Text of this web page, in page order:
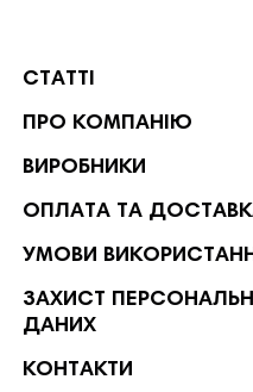
СТАТТІ
ПРО КОМПАНІЮ
ВИРОБНИКИ
ОПЛАТА ТА
УМОВИ
ЗАХИСТ
ДАНИХ
КОНТАКТИ